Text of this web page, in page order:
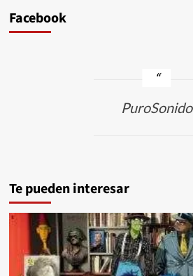
Facebook
PuroSonido
Te pueden interesar